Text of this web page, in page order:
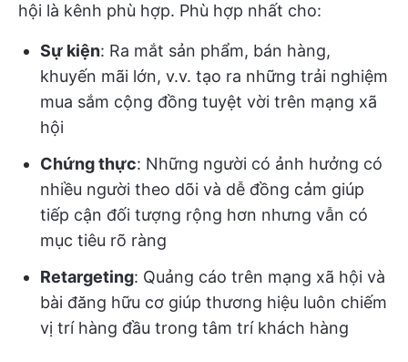
hội là kênh phù hợp. Phù hợp nhất cho:
Sự kiện: Ra mắt sản phẩm, bán hàng,
khuyến mãi lớn, v.v. tạo ra những trải nghiệm
mua sắm cộng đồng tuyệt vời trên mạng xã
hội
Chứng thực: Những người có ảnh hưởng có
nhiều người theo dõi và dễ đồng cảm giúp
tiếp cận đối tượng rộng hơn nhưng vẫn có
mục tiêu rõ ràng
Retargeting: Quảng cáo trên mạng xã hội và
bài đăng hữu cơ giúp thương hiệu luôn chiếm
vị trí hàng đầu trong tâm trí khách hàng